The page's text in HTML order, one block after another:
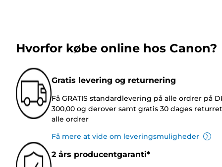
Hvorfor købe online hos Canon?
Gratis levering og returnering
Få GRATIS standardlevering på alle ordrer på
300,00 og derover samt gratis 30 dages
alle ordrer
Få mere at vide om leveringsmuligheder
2 års producentgaranti*